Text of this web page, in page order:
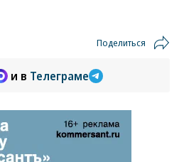
Поделиться
и в Телеграме